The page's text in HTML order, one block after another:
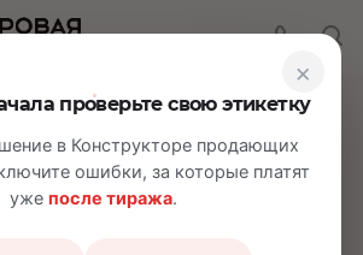
— Статьи — Как делают наклейки?
×
проверьте свою этикетку
в Конструкторе продающих
ошибки, за которые платят
уже после тиража.